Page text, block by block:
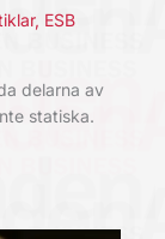
, ESB
delarna av
statiska.